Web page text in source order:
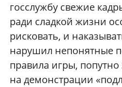
госслужбу свежие
ради сладкой жизни
рисковать, и
нарушил непонятные
правила игры,
на демонстрации